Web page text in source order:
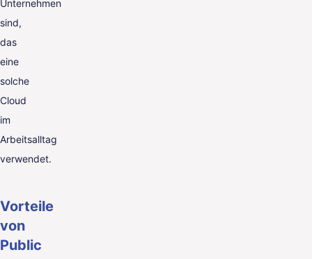
Unternehmen
sind,
das
eine
solche
Cloud
im
Arbeitsalltag
verwendet.
Vorteile
von
Public